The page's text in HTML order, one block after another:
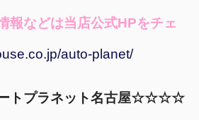
報などは当店公式HPをチェ
auto-planet/
プラネット名古屋☆☆☆☆